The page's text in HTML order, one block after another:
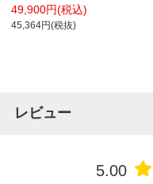
ク スチールラック キャスター付き
骨 インダストリアル 雑貨 デスク
ガーラック TVボード ストアディス
49,900円(税込)
45,364円(税抜)
レビュー
5.00